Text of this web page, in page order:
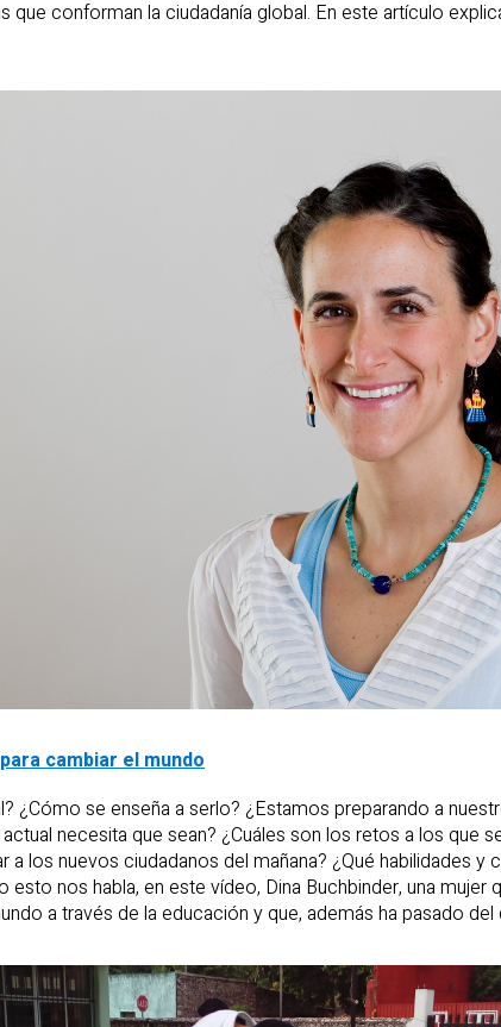
que conforman la ciudadanía global. En este artículo
cambiar el mundo
¿Cómo se enseña a serlo? ¿Estamos preparando a
necesita que sean? ¿Cuáles son los retos a los que
a los nuevos ciudadanos del mañana? ¿Qué habilidades y
esto nos habla, en este vídeo, Dina Buchbinder, una
a través de la educación y que, además ha pasado del